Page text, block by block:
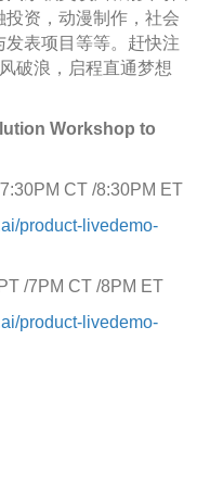
资，动漫制作，社会
表项目等等。赶快注
破浪，启程直通梦想
Workshop to
CT /8:30PM ET
product-livedemo-
/7PM CT /8PM ET
product-livedemo-